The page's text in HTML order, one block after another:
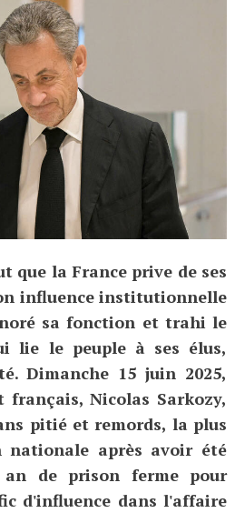
que la France prive de ses
influence institutionnelle
sa fonction et trahi le
lie le peuple à ses élus,
Dimanche 15 juin 2025,
français, Nicolas Sarkozy,
pitié et remords, la plus
après avoir été
de prison ferme pour
d'influence dans l'affaire